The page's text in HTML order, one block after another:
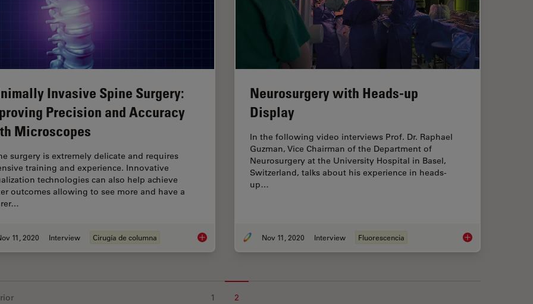
Invasive Spine Surgery:
Precision and Accuracy
Microscopes
surgery is extremely delicate and requires
training and experience. Innovative
technologies can also help achieve
outcomes allowing to see more and have a
11, 2020 Interview Cirugía de columna Minimally Invasive Spine Surgery: Improving Precision and Accuracy with Microscopes
Neurosurgery with Heads-up
Display
In the following video interviews Prof. Dr. Raphael
Guzman, Vice Chairman of the Department of
Neurosurgery at the University Hospital in Basel,
Switzerland, talks about his experience in heads-
up…
Nov 11, 2020 Interview Fluorescencia Neurosurgery with
1 2